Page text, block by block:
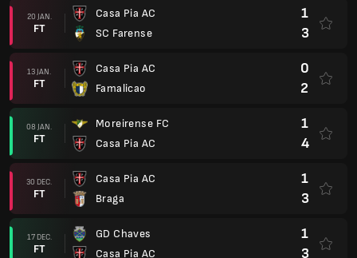
20 JAN.
FT
Casa Pia AC
SC Farense
1
3
13 JAN.
FT
Casa Pia AC
Famalicao
0
2
08 JAN.
FT
Moreirense FC
Casa Pia AC
1
4
30 DEC.
FT
Casa Pia AC
Braga
1
3
17 DEC.
FT
GD Chaves
Casa Pia AC
1
3